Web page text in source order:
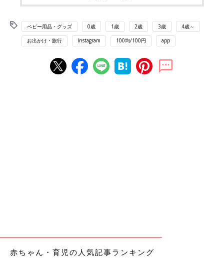
ベビー用品・グッズ 0歳 1歳 2歳 3歳 4歳～
お出かけ・旅行 Instagram 100均/100円 app
赤ちゃん・育児の人気記事ランキング